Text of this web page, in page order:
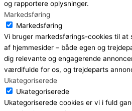
og rapportere oplysninger.
Markedsføring
Markedsføring
Vi bruger markedsførings-cookies til
af hjemmesider – både egen og
dig relevante og engagerende
værdifulde for os, og trejdeparts
Ukategoriserede
Ukategoriserede
Ukategoriserede cookies er vi i fuld